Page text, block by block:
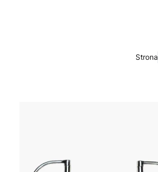
Strona